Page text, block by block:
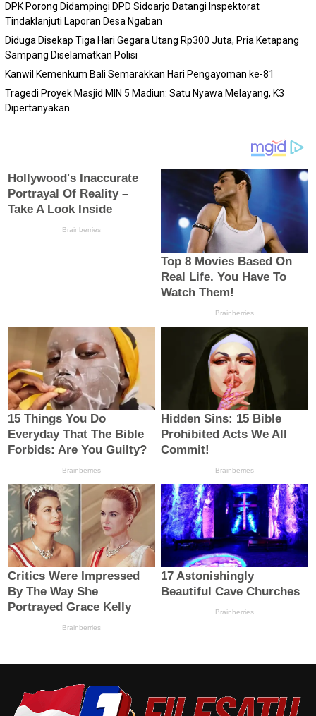
DPK Porong Didampingi DPD Sidoarjo Datangi Inspektorat
Tindaklanjuti Laporan Desa Ngaban
Diduga Disekap Tiga Hari Gegara Utang Rp300 Juta, Pria Ketapang
Sampang Diselamatkan Polisi
Kanwil Kemenkum Bali Semarakkan Hari Pengayoman ke-81
Tragedi Proyek Masjid MIN 5 Madiun: Satu Nyawa Melayang, K3
Dipertanyakan